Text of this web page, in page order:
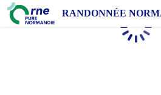
RANDONNÉE